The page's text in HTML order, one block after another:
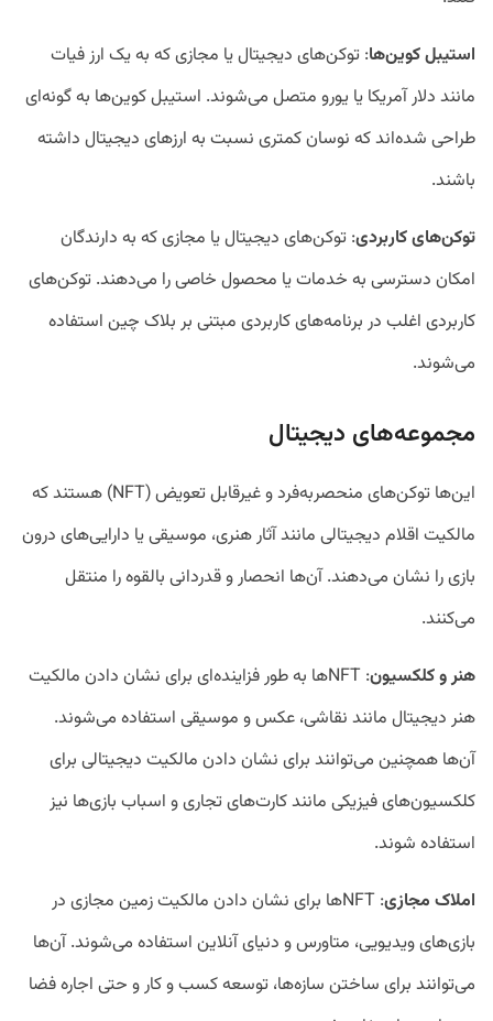
استیبل کوینها: توکن‌های دیجیتال یا مجازی که به یک ارز فیات
مانند دلار آمریکا یا یورو متصل می‌شوند. استیبل کوین‌ها به گونه‌ای
طراحی شده‌اند که نوسان کمتری نسبت به ارز‌های دیجیتال داشته
باشند.
توکنهای کاربردی: توکن‌های دیجیتال یا مجازی که به دارندگان
امکان دسترسی به خدمات یا محصول خاصی را می‌دهند. توکن‌های
کاربردی اغلب در برنامه‌های کاربردی مبتنی بر بلاک چین استفاده
می‌شوند.
مجموعه‌های دیجیتال
این‌ها توکن‌های منحصربه‌فرد و غیرقابل تعویض (NFT) هستند که
مالکیت اقلام دیجیتالی مانند آثار هنری، موسیقی یا دارایی‌های درون
بازی را نشان می‌دهند. آن‌ها انحصار و قدردانی بالقوه را منتقل
می‌کنند.
هنر و کلکسیون
: NFT‌ها به طور فزاینده‌ای برای نشان دادن مالکیت
هنر دیجیتال مانند نقاشی، عکس و موسیقی استفاده می‌شوند.
آن‌ها همچنین می‌توانند برای نشان دادن مالکیت دیجیتالی برای
کلکسیون‌های فیزیکی مانند کارت‌های تجاری و اسباب بازی‌ها نیز
استفاده شوند.
املاک مجازی
: NFT‌ها برای نشان دادن مالکیت زمین مجازی در
بازی‌های ویدیویی، متاورس و دنیای آنلاین استفاده می‌شوند. آن‌ها
می‌توانند برای ساختن سازه‌ها، توسعه کسب و کار و حتی اجاره فضا